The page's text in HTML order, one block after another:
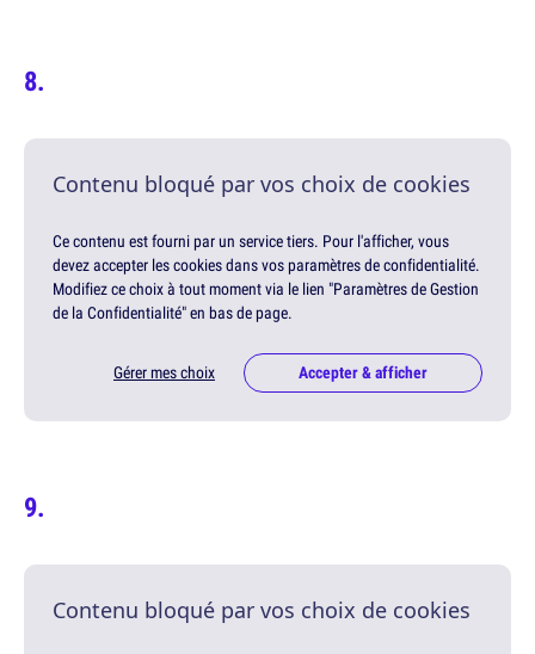
Contenu bloqué par vos choix de cookies
Ce contenu est fourni par un service tiers. Pour l'afficher, vous
devez accepter les cookies dans vos paramètres de confidentialité.
Modifiez ce choix à tout moment via le lien "Paramètres de Gestion
de la Confidentialité" en bas de page.
Gérer mes choix Accepter & afficher
Contenu bloqué par vos choix de cookies